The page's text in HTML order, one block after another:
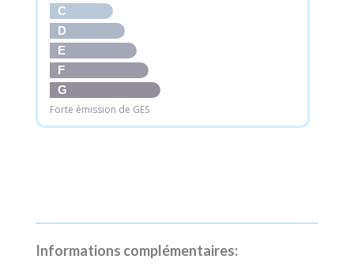
C
D
E
F
G
Forte émission de GES
Informations complémentaires: